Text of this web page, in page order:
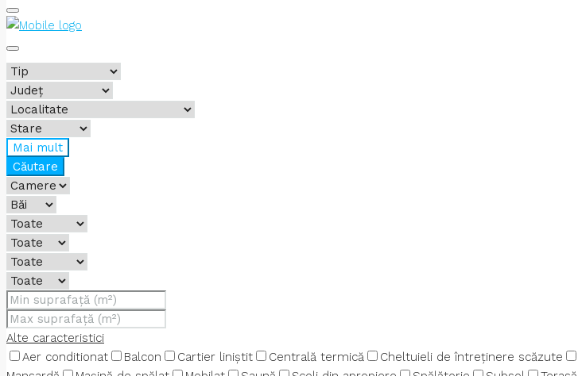
Mai mult
Căutare
Alte caracteristici
Aer conditionat
Balcon Cartier liniștit Centrală termică Cheltuieli de întreținere scăzute